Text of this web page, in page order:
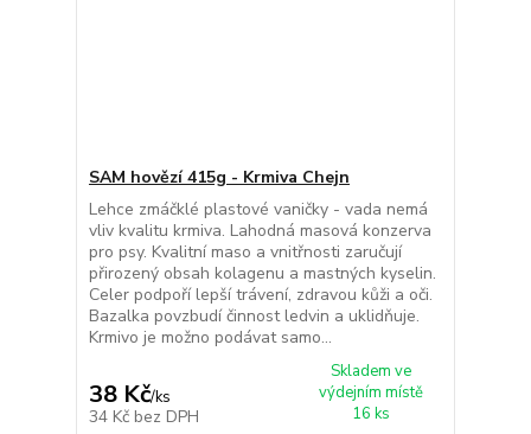
SAM hovězí 415g - Krmiva Chejn
Lehce zmáčklé plastové vaničky - vada nemá
vliv kvalitu krmiva. Lahodná masová konzerva
pro psy. Kvalitní maso a vnitřnosti zaručují
přirozený obsah kolagenu a mastných kyselin.
Celer podpoří lepší trávení, zdravou kůži a oči.
Bazalka povzbudí činnost ledvin a uklidňuje.
Krmivo je možno podávat samo...
38 Kč/ks
34 Kč bez DPH
Skladem ve
výdejním místě
16 ks